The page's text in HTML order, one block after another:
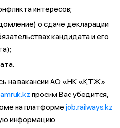
интересов;
о сдаче декларации
кандидата и его
на вакансии АО «НК «ҚТЖ»
просим Вас убедится,
на платформе job.railways.kz
информацию.